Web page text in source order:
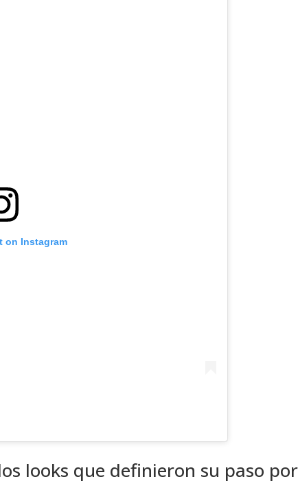
on Instagram
looks que definieron su paso